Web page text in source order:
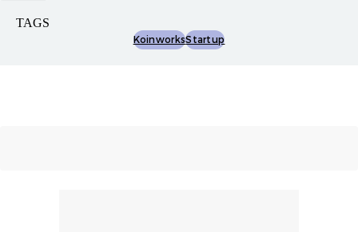
TAGS
KoinworksStartup